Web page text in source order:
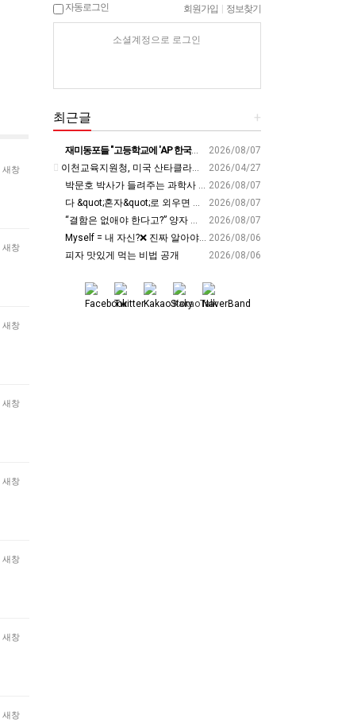
새창
새창
새창
새창
새창
새창
새창
새창
자동로그인 회원가입 정보찾기
소셜계정으로 로그인
+
최근글
2026/08/07
재미동포들 "고등학교에 'AP 한국어' 도입하라“ - 재외동포신문
2026/04/27
이천교육지원청, 미국 산타클라라와 국제교육교류 파트너십 회의 개최:경인투데이뉴스 - 경인투데이뉴스
2026/08/07
박문호 박사가 들려주는 과학사 속 결정적 순간들! 직관을 뛰어넘는 과학적 통찰 : 생각하는 청소년을 위한 과학 시리즈 1부(feat.박문호 박사)
2026/08/07
다 &quot;혼자&quot;로 외우면 틀려요. Alone????By myself????On my own
2026/08/07
“결함은 없애야 한다고?” 양자 연구자가 밝힌 신비: 없애려던 흠이 무기가 되는 방법 | 이정현 KIST 양자기술연구단 선임연구원 | 양자 컴퓨터 인생 | 세바시 2121회
2026/08/06
Myself = 내 자신?❌ 진짜 알아야 할 뜻????
2026/08/06
피자 맛있게 먹는 비법 공개